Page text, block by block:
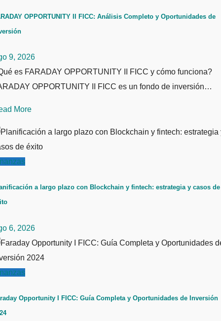
OPPORTUNITY II FICC: Análisis Completo y Oportunidades de
9, 2026
es FARADAY OPPORTUNITY II FICC y cómo funciona?
OPPORTUNITY II FICC es un fondo de inversión…
More
a largo plazo con Blockchain y fintech: estrategia y casos de
6, 2026
Opportunity I FICC: Guía Completa y Oportunidades de Inversión